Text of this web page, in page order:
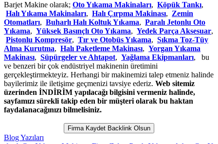
Barjet Makine olarak; Oto Yıkama Makinaları, Köpük Tankı,
Halı Yıkama Makinaları, Halı Çırpma Makinası, Zemin
Otomatları, Buharlı Halı Koltuk Yıkama, Paralı Jetonlu Oto
Yıkama, Yüksek Basınçlı Oto Yıkama, Yedek Parça Aksesuar,
Pistonlu Kompresör, Tır ve Otobüs Yıkama, Sıkma Toz-Tüy
Alma Kurutma, Halı Paketleme Makinası, Yorgan Yıkama
Makinası, Süpürgeler ve Ahtapot, Yağlama Ekipmanları, bu
ve benzeri bir çok endüstriyel makinenin üretimini
gerçekleştirmekteyiz. Herhangi bir makinemizi talep etmeniz halinde
bayilerimiz ile iletişime geçmenizi tavsiye ederiz. Web sitemiz
üzerinden İNDİRİM yapılacağı bilgisini vermeniz halinde,
sayfamızı sürekli takip eden bir müşteri olarak bu haktan
faydalanacağınızı bilmelisiniz.
Firma Kaydet Backlink Olsun
Blog Yazıları